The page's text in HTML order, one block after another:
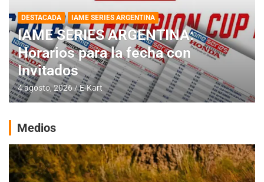
DESTACADA IAME SERIES ARGENTINA
IAME SERIES ARGENTINA:
Horarios para la fecha con
Invitados
4 agosto, 2026 E-Kart
Medios